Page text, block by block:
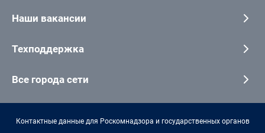
Наши вакансии
Техподдержка
Все города сети
Контактные данные для Роскомнадзора и государственных органов